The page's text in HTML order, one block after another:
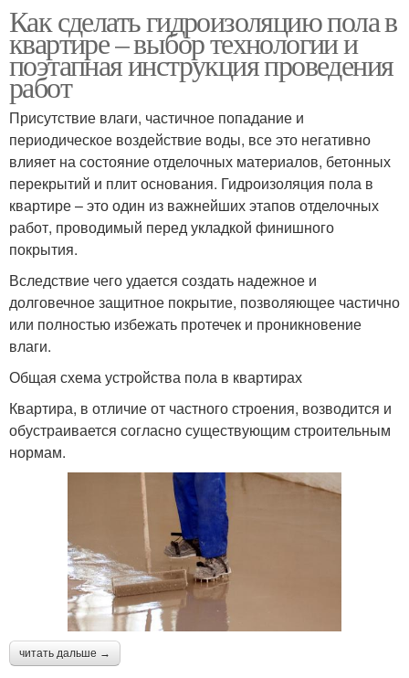
Как сделать гидроизоляцию пола в
квартире – выбор технологии и
поэтапная инструкция проведения
работ
Присутствие влаги, частичное попадание и
периодическое воздействие воды, все это негативно
влияет на состояние отделочных материалов, бетонных
перекрытий и плит основания. Гидроизоляция пола в
квартире – это один из важнейших этапов отделочных
работ, проводимый перед укладкой финишного
покрытия.
Вследствие чего удается создать надежное и
долговечное защитное покрытие, позволяющее частично
или полностью избежать протечек и проникновение
влаги.
Общая схема устройства пола в квартирах
Квартира, в отличие от частного строения, возводится и
обустраивается согласно существующим строительным
нормам.
читать дальше →